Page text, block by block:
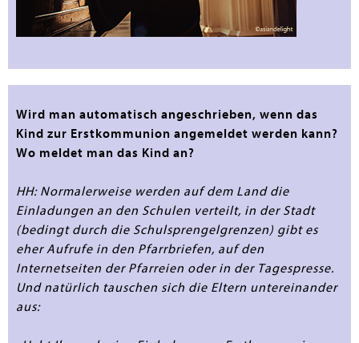
Wird man automatisch angeschrieben, wenn das
Kind zur Erstkommunion angemeldet werden kann?
Wo meldet man das Kind an?
HH: Normalerweise werden auf dem Land die
Einladungen an den Schulen verteilt, in der Stadt
(bedingt durch die Schulsprengelgrenzen) gibt es
eher Aufrufe in den Pfarrbriefen, auf den
Internetseiten der Pfarreien oder in der Tagespresse.
Und natürlich tauschen sich die Eltern untereinander
aus: